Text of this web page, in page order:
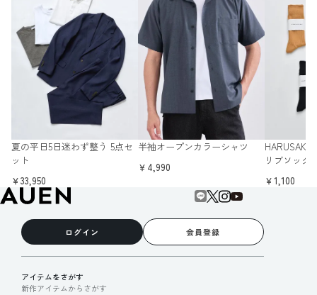
夏の平日5日迷わず整う 5点セ
ット
￥33,950
半袖オープンカラーシャツ
￥4,990
リブソック
￥1,100
ログイン 会員登録
アイテムをさがす
新作アイテムからさがす